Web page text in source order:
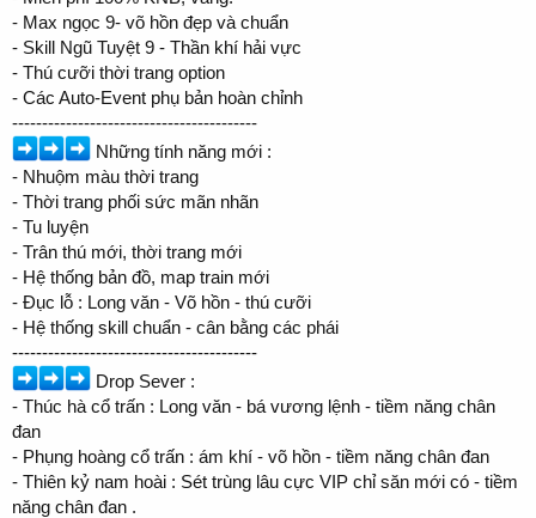
- Max ngọc 9- võ hồn đẹp và chuẩn
- Skill Ngũ Tuyệt 9 - Thần khí hải vực
- Thú cưỡi thời trang option
- Các Auto-Event phụ bản hoàn chỉnh
-----------------------------------------
Những tính năng mới :
- Nhuộm màu thời trang
- Thời trang phối sức mãn nhãn
- Tu luyện
- Trân thú mới, thời trang mới
- Hệ thống bản đồ, map train mới
- Đục lỗ : Long văn - Võ hồn - thú cưỡi
- Hệ thống skill chuẩn - cân bằng các phái
-----------------------------------------
Drop Sever :
- Thúc hà cổ trấn : Long văn - bá vương lệnh - tiềm năng chân
đan
- Phụng hoàng cổ trấn : ám khí - võ hồn - tiềm năng chân đan
- Thiên kỷ nam hoài : Sét trùng lâu cực VIP chỉ săn mới có - tiềm
năng chân đan .